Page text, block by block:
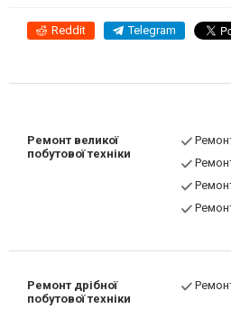
Reddit Telegram
Ремонт великої
побутової техніки
Ремонт дрібної
побутової техніки